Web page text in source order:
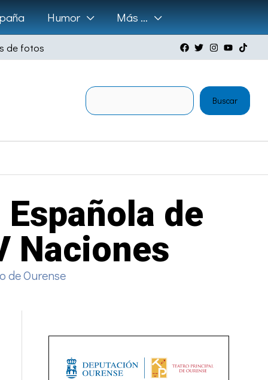
Humor Más …
de fotos
Buscar
de
Naciones
de Ourense